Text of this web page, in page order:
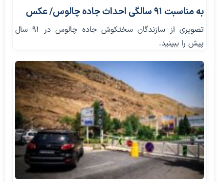
به مناسبت ۹۱ سالگی احداث جاده چالوس/ عکس
تصویری از سازندگان سختکوش جاده چالوس در ۹۱ سال
پیش را ببینید.